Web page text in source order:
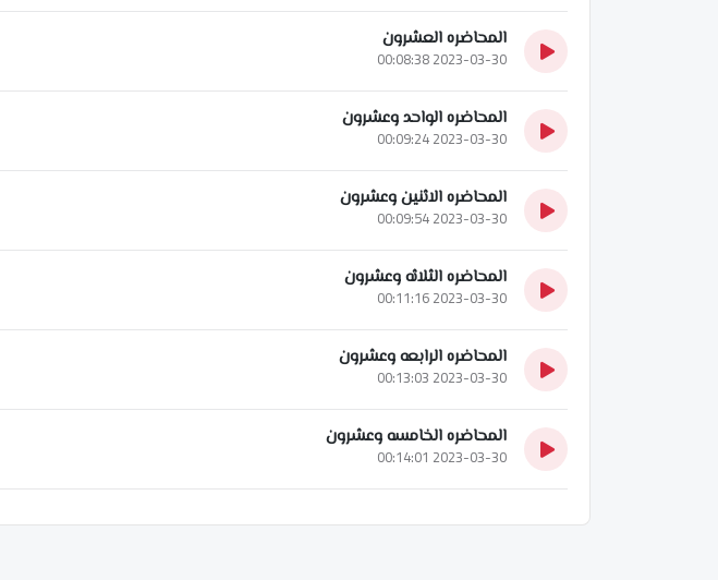
المحاضره العشرون
2023-03-30 00:08:38
المحاضره الواحد وعشرون
2023-03-30 00:09:24
المحاضره الاثنين وعشرون
2023-03-30 00:09:54
المحاضره الثلاثه وعشرون
2023-03-30 00:11:16
المحاضره الرابعه وعشرون
2023-03-30 00:13:03
المحاضره الخامسه وعشرون
2023-03-30 00:14:01